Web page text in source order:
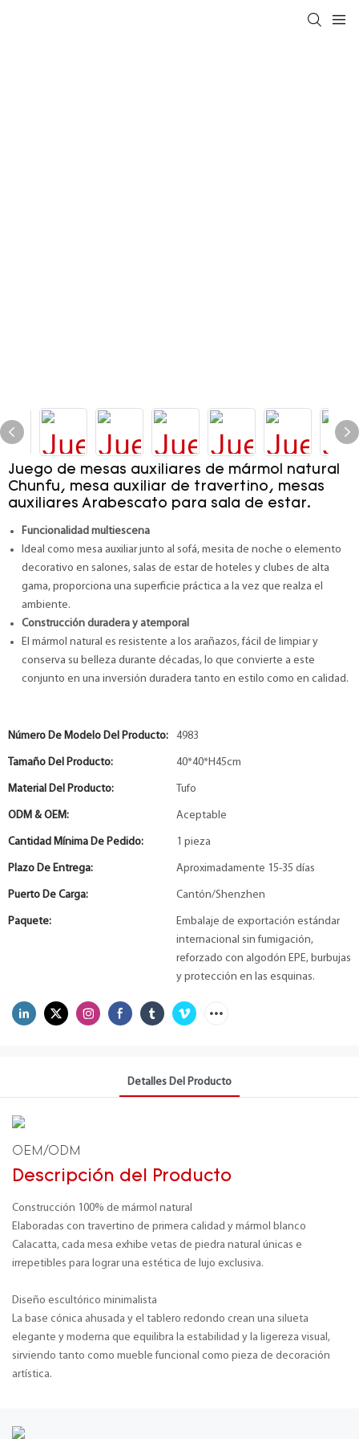
Juego de mesas auxiliares de mármol natural
Chunfu, mesa auxiliar de travertino, mesas
auxiliares Arabescato para sala de estar.
Funcionalidad multiescena
Ideal como mesa auxiliar junto al sofá, mesita de noche o elemento
decorativo en salones, salas de estar de hoteles y clubes de alta
gama, proporciona una superficie práctica a la vez que realza el
ambiente.
Construcción duradera y atemporal
El mármol natural es resistente a los arañazos, fácil de limpiar y
conserva su belleza durante décadas, lo que convierte a este
conjunto en una inversión duradera tanto en estilo como en calidad.
Número De Modelo Del Producto: 4983
Tamaño Del Producto: 40*40*H45cm
Material Del Producto: Tufo
ODM & OEM: Aceptable
Cantidad Mínima De Pedido: 1 pieza
Plazo De Entrega: Aproximadamente 15-35 días
Puerto De Carga: Cantón/Shenzhen
Paquete:
Embalaje de exportación estándar
internacional sin fumigación,
reforzado con algodón EPE, burbujas
y protección en las esquinas.
Detalles Del Producto
OEM/ODM
Descripción del Producto
Construcción 100% de mármol natural
Elaboradas con travertino de primera calidad y mármol blanco
Calacatta, cada mesa exhibe vetas de piedra natural únicas e
irrepetibles para lograr una estética de lujo exclusiva.
Diseño escultórico minimalista
La base cónica ahusada y el tablero redondo crean una silueta
elegante y moderna que equilibra la estabilidad y la ligereza visual,
sirviendo tanto como mueble funcional como pieza de decoración
artística.